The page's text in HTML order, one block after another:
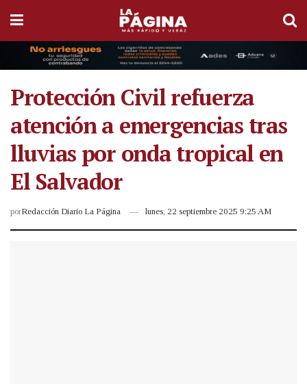
Protección Civil refuerza
atención a emergencias tras
lluvias por onda tropical en
El Salvador
porRedacción Diario La Página lunes, 22 septiembre 2025 9:25 AM